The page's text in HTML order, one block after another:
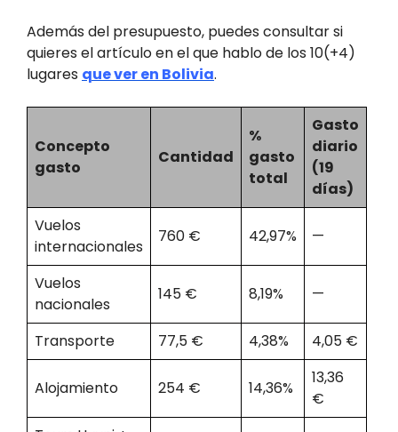
Además del presupuesto, puedes consultar si
quieres el artículo en el que hablo de los 10(+4)
lugares que ver en Bolivia.
Concepto
gasto
Cantidad
%
gasto
total
Gasto
diario
(19
días)
Vuelos
internacionales
760 € 42,97% —
Vuelos
nacionales
145 € 8,19% —
Transporte 77,5 € 4,38% 4,05 €
Alojamiento 254 € 14,36%
13,36
€